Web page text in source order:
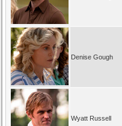
Denise Gough
Wyatt Russell